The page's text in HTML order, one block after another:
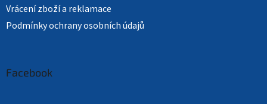
Vrácení zboží a reklamace
Podmínky ochrany osobních údajů
Facebook